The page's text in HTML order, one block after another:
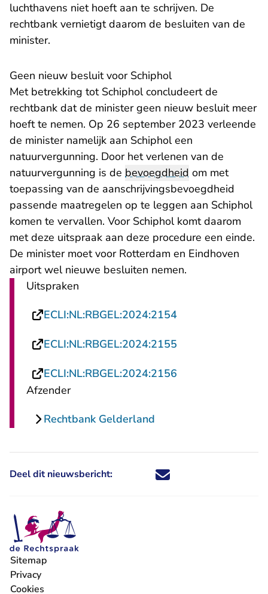
luchthavens niet hoeft aan te schrijven. De
rechtbank vernietigt daarom de besluiten van de
minister.
Geen nieuw besluit voor Schiphol
Met betrekking tot Schiphol concludeert de
rechtbank dat de minister geen nieuw besluit meer
hoeft te nemen. Op 26 september 2023 verleende
de minister namelijk aan Schiphol een
natuurvergunning. Door het verlenen van de
natuurvergunning is de bevoegdheid om met
toepassing van de aanschrijvingsbevoegdheid
passende maatregelen op te leggen aan Schiphol
komen te vervallen. Voor Schiphol komt daarom
met deze uitspraak aan deze procedure een einde.
De minister moet voor Rotterdam en Eindhoven
airport wel nieuwe besluiten nemen.
Uitspraken
ECLI:NL:RBGEL:2024:2154- U verlaat
ECLI:NL:RBGEL:2024:2155
ECLI:NL:RBGEL:2024:2156
Afzender
Rechtbank Gelderland
Deel dit nieuwsbericht: Deel dit nieuwsbericht via X -
Deel dit nieuwsbericht via
Deel dit nieuwsbericht
Deel dit
Sitemap
Privacy
Cookies